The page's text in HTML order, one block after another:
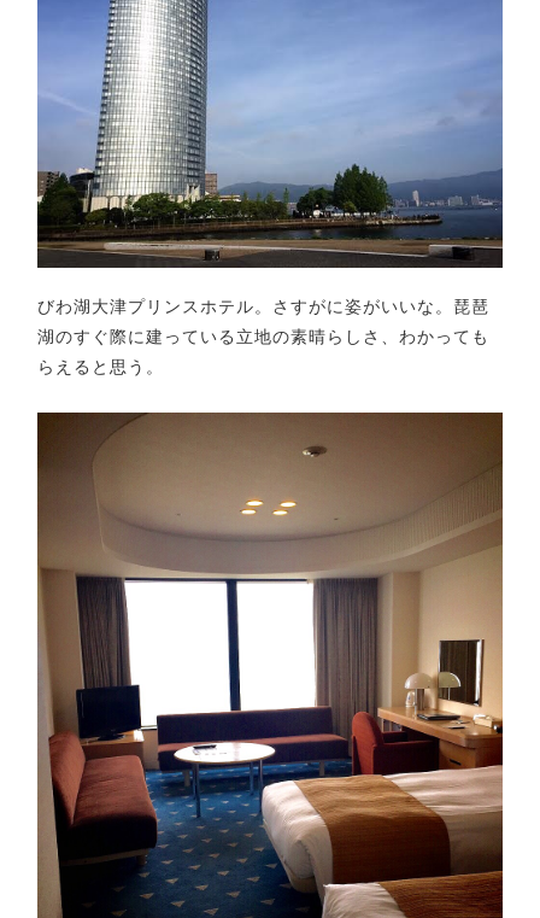
びわ湖大津プリンスホテル。さすがに姿がいいな。琵琶
湖のすぐ際に建っている立地の素晴らしさ、わかっても
らえると思う。